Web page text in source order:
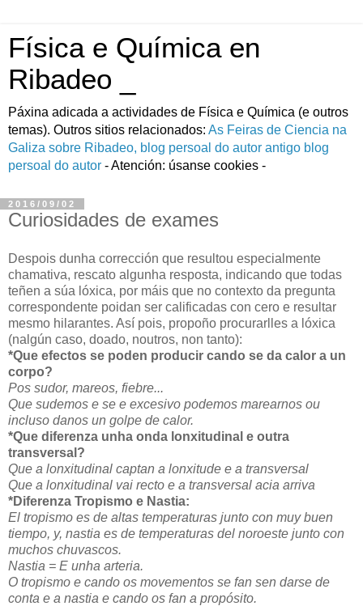
Física e Química en
Ribadeo _
Páxina adicada a actividades de Fí­sica e Quí­mica (e outros
temas). Outros sitios relacionados: As Feiras de Ciencia na
Galiza sobre Ribadeo, blog persoal do autor antigo blog
persoal do autor - Atención: úsanse cookies -
2016/09/02
Curiosidades de exames
Despois dunha corrección que resultou especialmente
chamativa, rescato algunha resposta, indicando que todas
teñen a súa lóxica, por máis que no contexto da pregunta
correspondente poidan ser calificadas con cero e resultar
mesmo hilarantes. Así pois, propoño procurarlles a lóxica
(nalgún caso, doado, noutros, non tanto):
*Que efectos se poden producir cando se da calor a un
corpo?
Pos sudor, mareos, fiebre...
Que sudemos e se e excesivo podemos marearnos ou
incluso danos un golpe de calor.
*Que diferenza unha onda lonxitudinal e outra
transversal?
Que a lonxitudinal captan a lonxitude e a transversal
Que a lonxitudinal vai recto e a transversal acia arriva
*Diferenza Tropismo e Nastia:
El tropismo es de altas temperaturas junto con muy buen
tiempo, y, nastia es de temperaturas del noroeste junto con
muchos chuvascos.
Nastia = E unha arteria.
O tropismo e cando os movementos se fan sen darse de
conta e a nastia e cando os fan a propósito.